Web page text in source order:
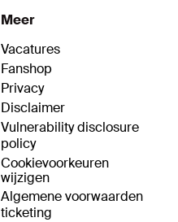
Meer
Vacatures
Fanshop
Privacy
Disclaimer
Vulnerability disclosure
policy
Cookievoorkeuren
wijzigen
Algemene voorwaarden
ticketing